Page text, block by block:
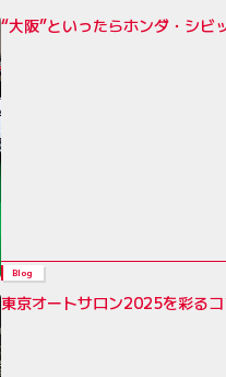
“大阪”といったらホンダ・シビ
Blog
東京オートサロン2025を彩る